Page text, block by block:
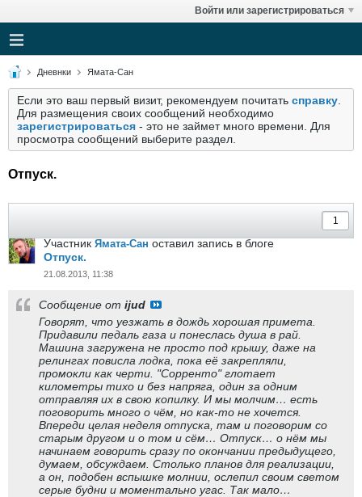
Войти или зарегистрироваться
Дневнки Ямата-Сан
Если это ваш первый визит, рекомендуем почитать справку
Для размещения своих сообщений необходимо
зарегистрироваться - это не займет много времени. Для
просмотра сообщений выберите раздел.
Отпуск.
Участник Ямата-Сан оставил запись в блоге
Отпуск.
21.08.2013, 11:38
Сообщение от ijud
Говорят, что уезжать в дождь хорошая примета.
Придавили педаль газа и понеслась душа в рай.
Машина загружена не просто под крышу, даже на
релингах повисла лодка, пока её закрепляли,
промокли как черти. "Сорренто" глотает
километры тихо и без напряга, один за одним
отправляя их в свою копилку. И мы молчим… есть
поговорить много о чём, но как-то не хочется.
Впереди целая неделя отпуска, там и поговорим со
старым другом и о том и сём… Отпуск… о нём мы
начинаем говорить сразу по окончании предыдущего,
думаем, обсуждаем. Столько планов для реализации,
а он, подобен вспышке молнии, ослепил своим светом
серые будни и моментально угас. Так мало…